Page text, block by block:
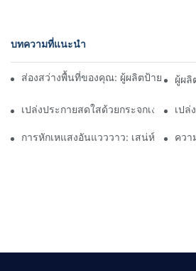
บทความที่แนะนำ
ส่องสว่างพื้นที่ของคุณ: ผู้ผลิตป้ายไฟนีออ
ผู้ผลิ
เปล่งประกายสดใสด้วยกระจกเงาเต็มตั
เปล่
การหักเหแสงอันแวววาว: เสน่ห์ของกร
ควา